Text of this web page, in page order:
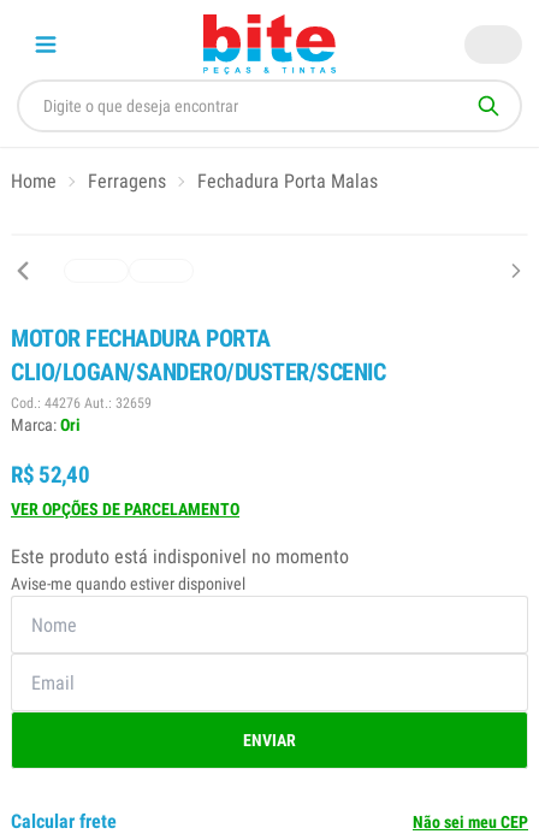
Home Ferragens Fechadura Porta Malas
MOTOR FECHADURA PORTA
CLIO/LOGAN/SANDERO/DUSTER/SCENIC
Cod.: 44276 Aut.: 32659
Marca:Ori
R$ 52,40
VER OPÇÕES DE PARCELAMENTO
Este produto está indisponivel no momento
Avise-me quando estiver disponivel
ENVIAR
Calcular frete Não sei meu CEP